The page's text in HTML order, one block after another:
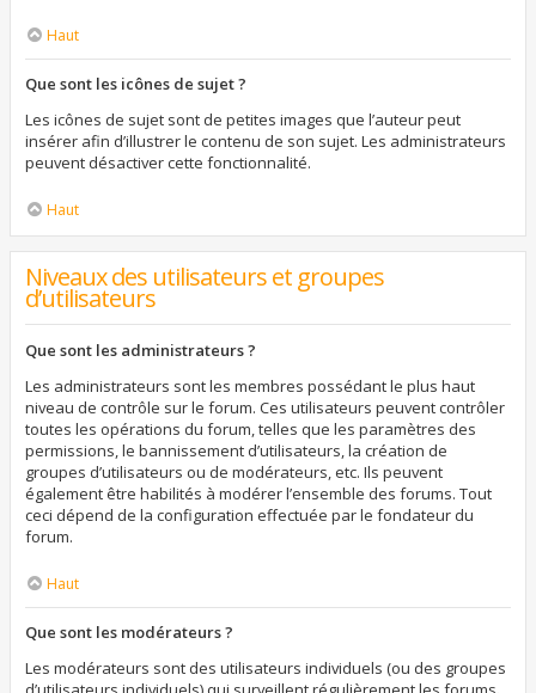
Haut
Que sont les icônes de sujet ?
Les icônes de sujet sont de petites images que l’auteur peut
insérer afin d’illustrer le contenu de son sujet. Les administrateurs
peuvent désactiver cette fonctionnalité.
Haut
Niveaux des utilisateurs et groupes
d’utilisateurs
Que sont les administrateurs ?
Les administrateurs sont les membres possédant le plus haut
niveau de contrôle sur le forum. Ces utilisateurs peuvent contrôler
toutes les opérations du forum, telles que les paramètres des
permissions, le bannissement d’utilisateurs, la création de
groupes d’utilisateurs ou de modérateurs, etc. Ils peuvent
également être habilités à modérer l’ensemble des forums. Tout
ceci dépend de la configuration effectuée par le fondateur du
forum.
Haut
Que sont les modérateurs ?
Les modérateurs sont des utilisateurs individuels (ou des groupes